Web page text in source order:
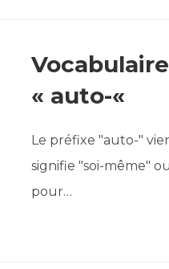
« auto-«
Le préfixe "auto-"
signifie "soi-même"
pour…